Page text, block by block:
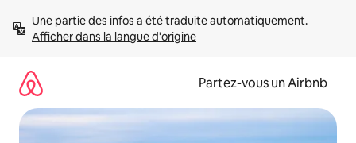
directement
Afficher dans la langue d'origine
Partez-vous un Airbnb